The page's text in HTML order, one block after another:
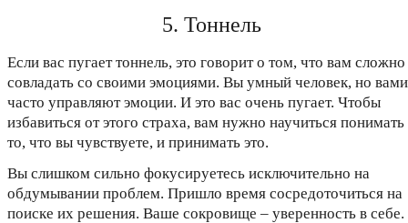
5. Тоннель
Если вас пугает тоннель, это говорит о том, что вам сложно
совладать со своими эмоциями. Вы умный человек, но вами
часто управляют эмоции. И это вас очень пугает. Чтобы
избавиться от этого страха, вам нужно научиться понимать
то, что вы чувствуете, и принимать это.
Вы слишком сильно фокусируетесь исключительно на
обдумывании проблем. Пришло время сосредоточиться на
поиске их решения. Ваше сокровище – уверенность в себе.